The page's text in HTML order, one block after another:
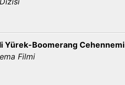
Yürek-Boomerang Cehennemi
Filmi